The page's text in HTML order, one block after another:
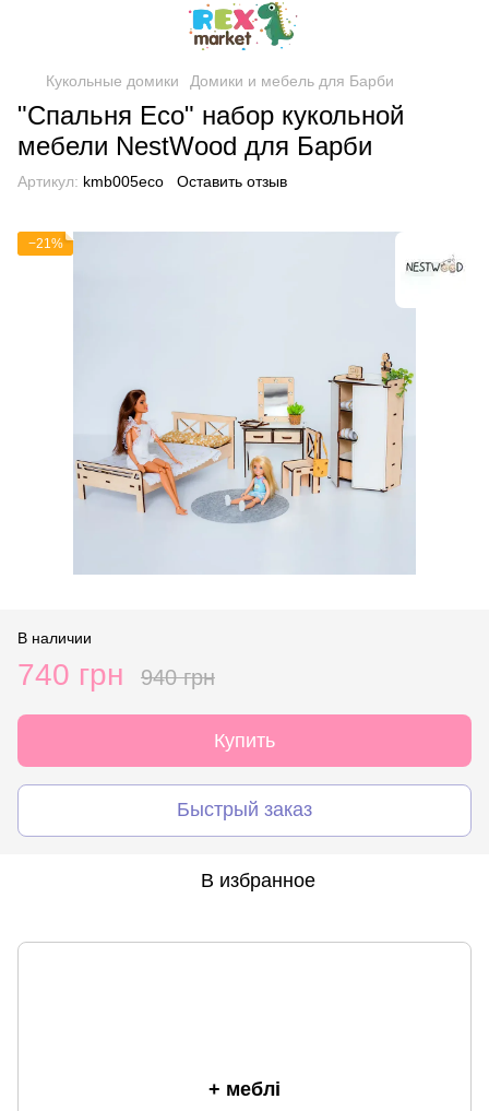
Кукольные домики Домики и мебель для Барби
"Спальня Eсo" набор кукольной
мебели NestWood для Барби
Артикул: kmb005eco Оставить отзыв
−21%
В наличии
740 грн 940 грн
Купить
Быстрый заказ
В избранное
+ меблі